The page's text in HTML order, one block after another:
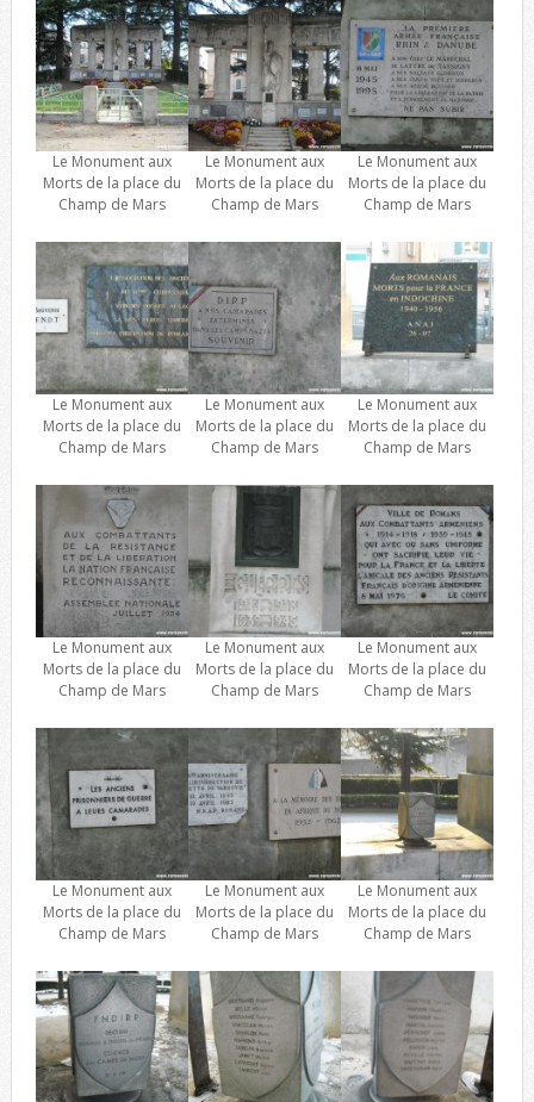
Le Monument aux
Morts de la place du
Champ de Mars
Le Monument aux
Morts de la place du
Champ de Mars
Le Monument aux
Morts de la place du
Champ de Mars
Le Monument aux
Morts de la place du
Champ de Mars
Le Monument aux
Morts de la place du
Champ de Mars
Le Monument aux
Morts de la place du
Champ de Mars
Le Monument aux
Morts de la place du
Champ de Mars
Le Monument aux
Morts de la place du
Champ de Mars
Le Monument aux
Morts de la place du
Champ de Mars
Le Monument aux
Morts de la place du
Champ de Mars
Le Monument aux
Morts de la place du
Champ de Mars
Le Monument aux
Morts de la place du
Champ de Mars